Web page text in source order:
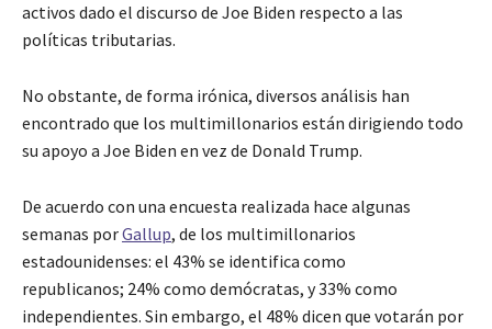
activos dado el discurso de Joe Biden respecto a las
políticas tributarias.
No obstante, de forma irónica, diversos análisis han
encontrado que los multimillonarios están dirigiendo todo
su apoyo a Joe Biden en vez de Donald Trump.
De acuerdo con una encuesta realizada hace algunas
semanas porGallup, de los multimillonarios
estadounidenses: el 43% se identifica como
republicanos; 24% como demócratas, y 33% como
independientes. Sin embargo, el 48% dicen que votarán por